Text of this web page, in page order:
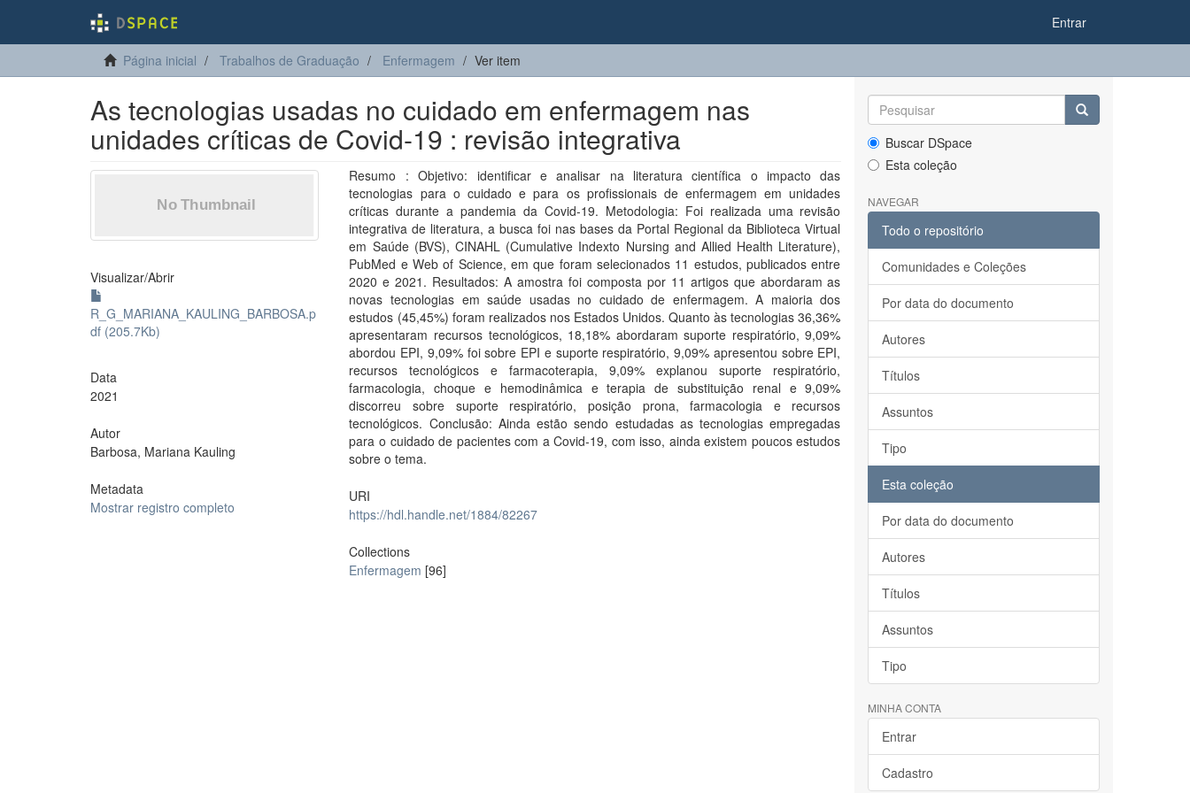
Entrar
Página inicial Trabalhos de Graduação Enfermagem Ver item
As tecnologias usadas no cuidado em enfermagem nas
unidades críticas de Covid-19 : revisão integrativa
Visualizar/Abrir
R_G_MARIANA_KAULING_BARBOSA.p
df (205.7Kb)
Data
2021
Autor
Barbosa, Mariana Kauling
Metadata
Mostrar registro completo
Resumo : Objetivo: identificar e analisar na literatura científica o impacto das
tecnologias para o cuidado e para os profissionais de enfermagem em unidades
críticas durante a pandemia da Covid-19. Metodologia: Foi realizada uma revisão
integrativa de literatura, a busca foi nas bases da Portal Regional da Biblioteca Virtual
em Saúde (BVS), CINAHL (Cumulative Indexto Nursing and Allied Health Literature),
PubMed e Web of Science, em que foram selecionados 11 estudos, publicados entre
2020 e 2021. Resultados: A amostra foi composta por 11 artigos que abordaram as
novas tecnologias em saúde usadas no cuidado de enfermagem. A maioria dos
estudos (45,45%) foram realizados nos Estados Unidos. Quanto às tecnologias 36,36%
apresentaram recursos tecnológicos, 18,18% abordaram suporte respiratório, 9,09%
abordou EPI, 9,09% foi sobre EPI e suporte respiratório, 9,09% apresentou sobre EPI,
recursos tecnológicos e farmacoterapia, 9,09% explanou suporte respiratório,
farmacologia, choque e hemodinâmica e terapia de substituição renal e 9,09%
discorreu sobre suporte respiratório, posição prona, farmacologia e recursos
tecnológicos. Conclusão: Ainda estão sendo estudadas as tecnologias empregadas
para o cuidado de pacientes com a Covid-19, com isso, ainda existem poucos estudos
sobre o tema.
URI
https://hdl.handle.net/1884/82267
Collections
Enfermagem [96]
Buscar DSpace
Esta coleção
NAVEGAR
Todo o repositório
Comunidades e Coleções
Por data do documento
Autores
Títulos
Assuntos
Tipo
Esta coleção
Por data do documento
Autores
Títulos
Assuntos
Tipo
MINHA CONTA
Entrar
Cadastro